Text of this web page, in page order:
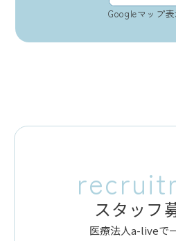
Googleマップ表
スタッフ
医療法人a-liveで